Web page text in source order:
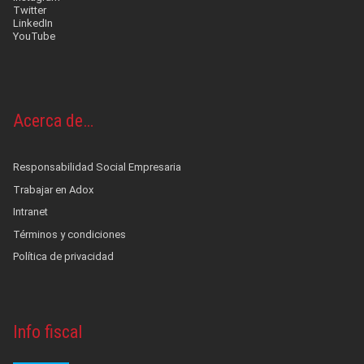
Twitter
LinkedIn
YouTube
Acerca de…
Responsabilidad Social Empresaria
Trabajar en Adox
Intranet
Términos y condiciones
Política de privacidad
Info fiscal